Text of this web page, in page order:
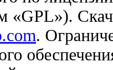
«GPL»).
.